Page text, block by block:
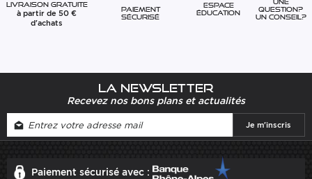
Livraison gratuite
à partir de 50 €
d'achats
Paiement
sécurisé
Espace
éducation
question?
Un conseil?
La newsletter
Recevez nos bons plans et actualités
Paiement sécurisé avec :